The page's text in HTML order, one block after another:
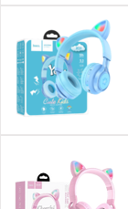
pribor
materijal
i oprema